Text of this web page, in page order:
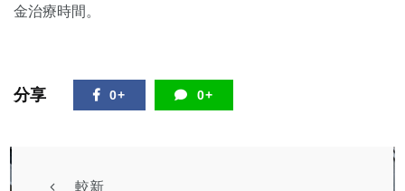
金治療時間。
分享 0+ 0+
較新